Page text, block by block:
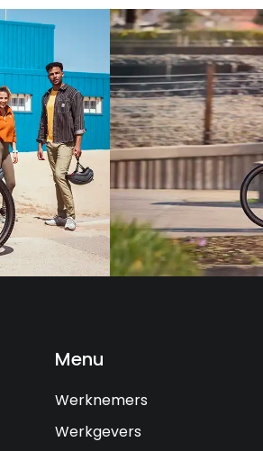
Menu
Werknemers
Werkgevers